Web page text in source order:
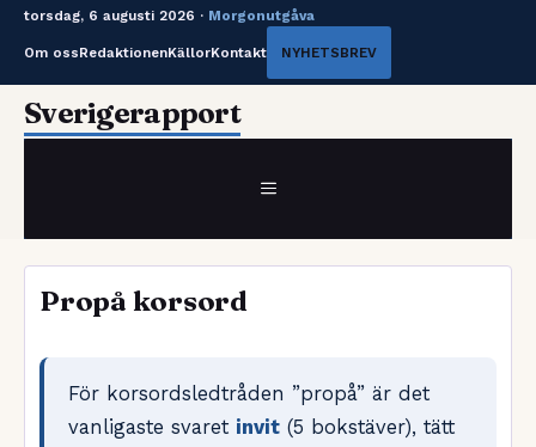
torsdag, 6 augusti 2026 · Morgonutgåva
Om ossRedaktionenKällorKontakt NYHETSBREV
HoppaSverigerapport
MENY
Propå korsord
För korsordsledtråden ”propå” är det
vanligaste svaret invit(5 bokstäver), tätt